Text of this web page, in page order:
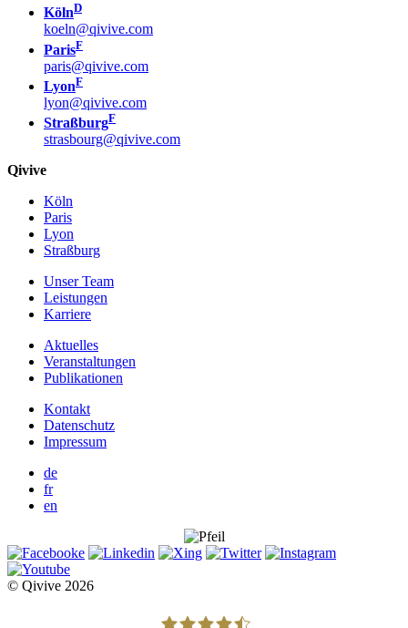
KölnD
koeln@qivive.com
ParisF
paris@qivive.com
LyonF
lyon@qivive.com
StraßburgF
strasbourg@qivive.com
Qivive
Köln
Paris
Lyon
Straßburg
Unser Team
Leistungen
Karriere
Aktuelles
Veranstaltungen
Publikationen
Kontakt
Datenschutz
Impressum
de
fr
en
© Qivive 2026